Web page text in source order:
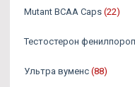
Mutant BCAA Caps (22)
Тестостерон
Ультра вуменс (88)